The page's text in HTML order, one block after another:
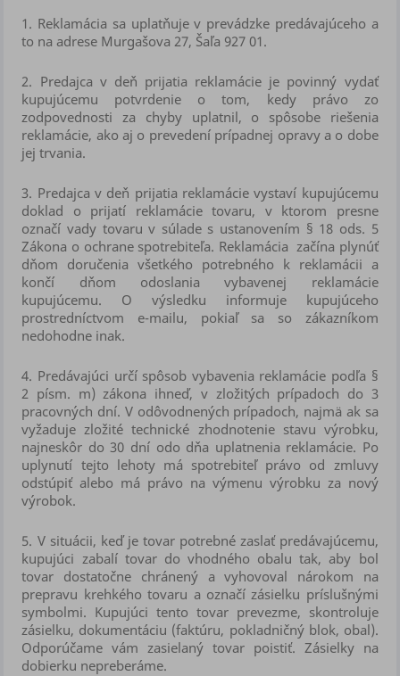
1. Reklamácia sa uplatňuje v prevádzke predávajúceho a
to na adrese Murgašova 27, Šaľa 927 01.
2. Predajca v deň prijatia reklamácie je povinný vydať
kupujúcemu potvrdenie o tom, kedy právo zo
zodpovednosti za chyby uplatnil, o spôsobe riešenia
reklamácie, ako aj o prevedení prípadnej opravy a o dobe
jej trvania.
3. Predajca v deň prijatia reklamácie vystaví kupujúcemu
doklad o prijatí reklamácie tovaru, v ktorom presne
označí vady tovaru v súlade s ustanovením § 18 ods. 5
Zákona o ochrane spotrebiteľa. Reklamácia začína plynúť
dňom doručenia všetkého potrebného k reklamácii a
končí dňom odoslania vybavenej reklamácie
kupujúcemu. O výsledku informuje kupujúceho
prostredníctvom e-mailu, pokiaľ sa so zákazníkom
nedohodne inak.
4. Predávajúci určí spôsob vybavenia reklamácie podľa §
2 písm. m) zákona ihneď, v zložitých prípadoch do 3
pracovných dní. V odôvodnených prípadoch, najmä ak sa
vyžaduje zložité technické zhodnotenie stavu výrobku,
najneskôr do 30 dní odo dňa uplatnenia reklamácie. Po
uplynutí tejto lehoty má spotrebiteľ právo od zmluvy
odstúpiť alebo má právo na výmenu výrobku za nový
výrobok.
5. V situácii, keď je tovar potrebné zaslať predávajúcemu,
kupujúci zabalí tovar do vhodného obalu tak, aby bol
tovar dostatočne chránený a vyhovoval nárokom na
prepravu krehkého tovaru a označí zásielku príslušnými
symbolmi. Kupujúci tento tovar prevezme, skontroluje
zásielku, dokumentáciu (faktúru, pokladničný blok, obal).
Odporúčame vám zasielaný tovar poistiť. Zásielky na
dobierku nepreberáme.